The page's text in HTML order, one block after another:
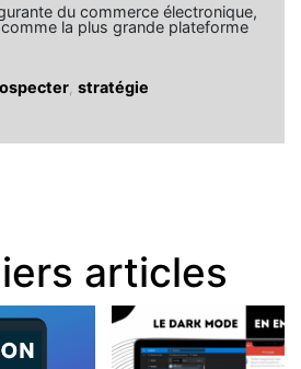
du commerce électronique,
la plus grande plateforme
stratégie
articles